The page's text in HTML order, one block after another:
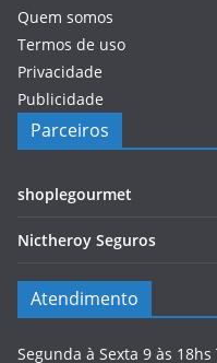
Quem somos
Termos de uso
Privacidade
Publicidade
Parceiros
shoplegourmet
Nictheroy Seguros
Atendimento
Segunda à Sexta 9 às 18hs